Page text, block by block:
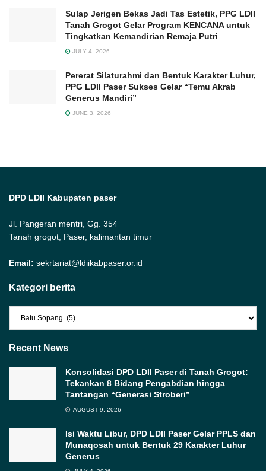
Sulap Jerigen Bekas Jadi Tas Estetik, PPG LDII
Tanah Grogot Gelar Program KENCANA untuk
Tingkatkan Kemandirian Remaja Putri
JULY 4, 2026
Pererat Silaturahmi dan Bentuk Karakter Luhur,
PPG LDII Paser Sukses Gelar “Temu Akrab
Generus Mandiri”
JUNE 3, 2026
DPD LDII Kabupaten paser
Jl. Pangeran mentri, Gg. 354
Tanah grogot, Paser, kalimantan timur
Email: sekrtariat@ldiikabpaser.or.id
Kategori berita
Recent News
Konsolidasi DPD LDII Paser di Tanah Grogot:
Tekankan 8 Bidang Pengabdian hingga
Tantangan “Generasi Stroberi”
AUGUST 9, 2026
Isi Waktu Libur, DPD LDII Paser Gelar PPLS dan
Munaqosah untuk Bentuk 29 Karakter Luhur
Generus